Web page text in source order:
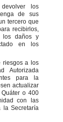
los
de sus
tercero que
recibirlos,
los daños y
en los
riesgos a los
Autorizada
para la
actualizar
o 400
con las
la Secretaría